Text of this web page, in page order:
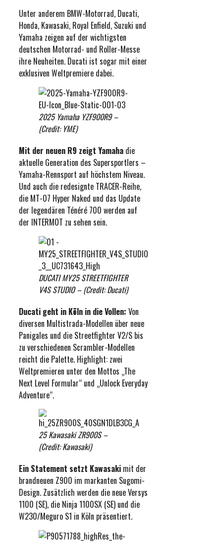
Unter anderem BMW-Motorrad, Ducati,
Honda, Kawasaki, Royal Enfield, Suzuki und
Yamaha zeigen auf der wichtigsten
deutschen Motorrad- und Roller-Messe
ihre Neuheiten. Ducati ist sogar mit einer
exklusiven Weltpremiere dabei.
2025 Yamaha YZF900R9 –
(Credit: YME)
Mit der neuen R9 zeigt Yamaha die
aktuelle Generation des Supersportlers –
Yamaha-Rennsport auf höchstem Niveau.
Und auch die redesignte TRACER-Reihe,
die MT-07 Hyper Naked und das Update
der legendären Ténéré 700 werden auf
der INTERMOT zu sehen sein.
DUCATI MY25 STREETFIGHTER
V4S STUDIO – (Credit: Ducati)
Ducati geht in Köln in die Vollen: Von
diversen Multistrada-Modellen über neue
Panigales und die Streetfighter V2/S bis
zu verschiedenen Scrambler-Modellen
reicht die Palette. Highlight: zwei
Weltpremieren unter den Mottos „The
Next Level Formular“ und „Unlock Everyday
Adventure“.
25 Kawasaki ZR900S –
(Credit: Kawasaki)
Ein Statement setzt Kawasaki mit der
brandneuen Z900 im markanten Sugomi-
Design. Zusätzlich werden die neue Versys
1100 (SE), die Ninja 1100SX (SE) und die
W230/Meguro S1 in Köln präsentiert.